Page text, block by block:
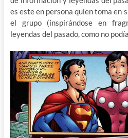
es este en persona quien toma en
el grupo (inspirándose en
leyendas del pasado, como no